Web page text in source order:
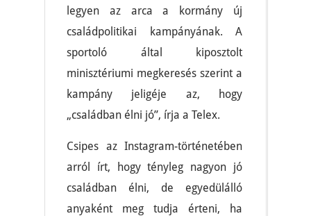
legyen az arca a kormány új
családpolitikai kampányának. A
sportoló által kiposztolt
minisztériumi megkeresés szerint a
kampány jeligéje az, hogy
„családban élni jó”, írja a Telex.
Csipes az Instagram-történetében
arról írt, hogy tényleg nagyon jó
családban élni, de egyedülálló
anyaként meg tudja érteni, ha